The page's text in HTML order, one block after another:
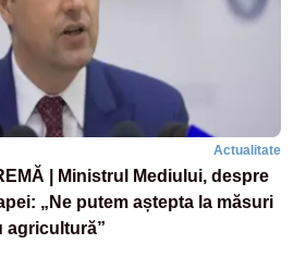
Actualitate
| Ministrul Mediului, despre
„Ne putem aștepta la măsuri
agricultură”